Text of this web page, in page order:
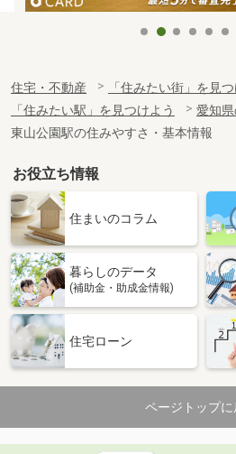
住宅・不動産
「住みたい街」を見
「住みたい駅」を見つけよう
愛知
東山公園駅の住みやすさ・基本情報
お役立ち情報
住まいのコラム
暮らしのデータ
(補助金・助成金情報)
住宅ローン
ページトップに